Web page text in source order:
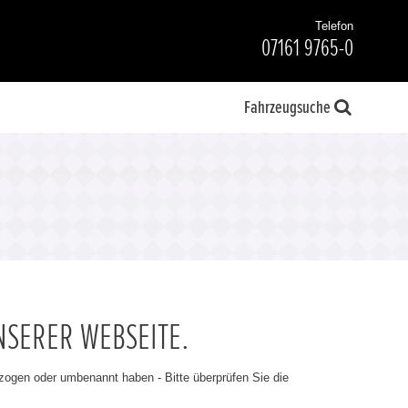
Telefon
07161 9765-0
Fahrzeugsuche
WEBSEITE.
oder umbenannt haben - Bitte überprüfen Sie die